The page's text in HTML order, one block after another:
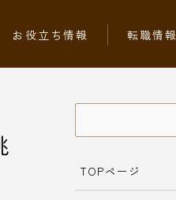
お役立ち情報 転職情報
TOPページ